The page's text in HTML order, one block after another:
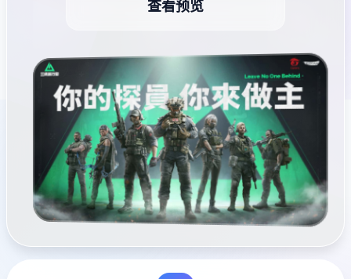
查看预览